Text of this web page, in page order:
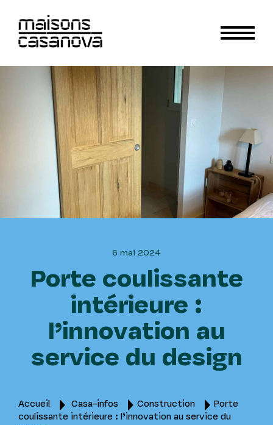
6 mai 2024
Porte coulissante
intérieure :
l’innovation au
service du design
Accueil Casa-infos Construction
Porte
coulissante intérieure : l’innovation au service du